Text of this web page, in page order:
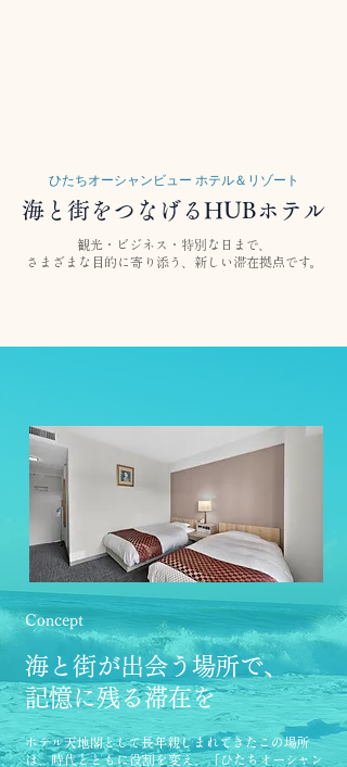
ひたちオーシャンビュー ホテル＆リゾート
海と街をつなげるHUBホテル
観光・ビジネス・特別な日まで、
さまざまな目的に寄り添う、新しい滞在拠点です。
Concept
海と街が出会う場所で、
記憶に残る滞在を
ホテル天地閣として長年親しまれてきたこの場所
は、時代とともに役割を変え、「ひたちオーシャン